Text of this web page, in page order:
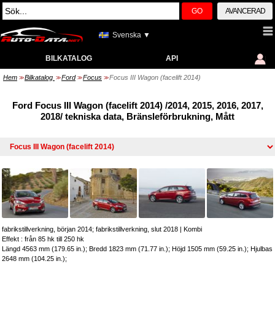
GO AVANCERAD
Svenska ▼
BILKATALOG API
Hem >> Bilkatalog >> Ford >> Focus >> Focus III Wagon (facelift 2014)
Ford Focus III Wagon (facelift 2014) /2014, 2015, 2016, 2017,
2018/ tekniska data, Bränsleförbrukning, Mått
fabrikstillverkning, början 2014; fabrikstillverkning, slut 2018 | Kombi
Effekt : från 85 hk till 250 hk
Längd 4563 mm (179.65 in.); Bredd 1823 mm (71.77 in.); Höjd 1505 mm (59.25 in.); Hjulbas
2648 mm (104.25 in.);